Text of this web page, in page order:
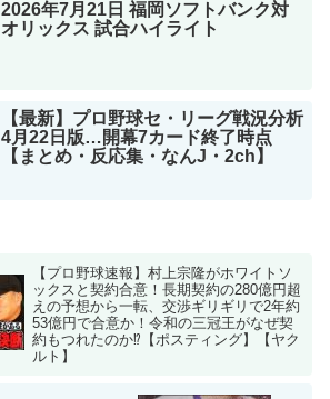
2026年7月21日 福岡ソフトバンク対
オリックス 試合ハイライト
【最新】プロ野球セ・リーグ戦況分析
4月22日版…開幕7カード終了時点
【まとめ・反応集・なんJ・2ch】
【プロ野球速報】村上宗隆がホワイトソ
ックスと契約合意！長期契約の280億円超
えの予想から一転、交渉ギリギリで2年約
53億円で合意か！令和の三冠王がなぜ契
約もつれたのか⁉︎【ポスティング】【ヤク
ルト】